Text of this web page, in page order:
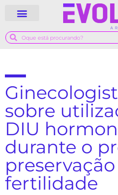
sobre
DIU
durante o
fertilidade